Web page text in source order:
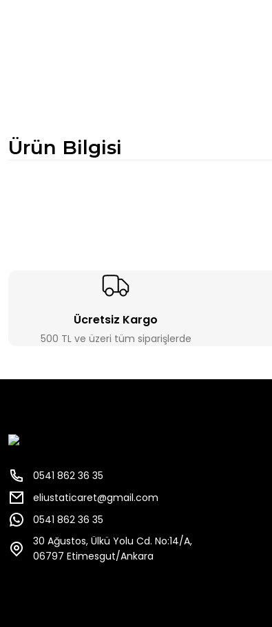
Ürün Bilgisi
Ücretsiz Kargo
500 TL ve üzeri tüm siparişlerde
0541 862 36 35
eliustaticaret@gmail.com
0541 862 36 35
30 Ağustos, Ülkü Yolu Cd. No:14/A,
06797 Etimesgut/Ankara